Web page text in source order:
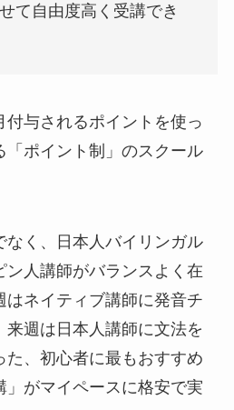
て自由度高く受講でき
付与されるポイントを使っ
「ポイント制」のスクール
なく、日本人バイリンガル
ン人講師がバランスよく在
はネイティブ講師に発音チ
来週は日本人講師に文法を
た、初心者に最もおすすめ
」がマイペースに格安で実